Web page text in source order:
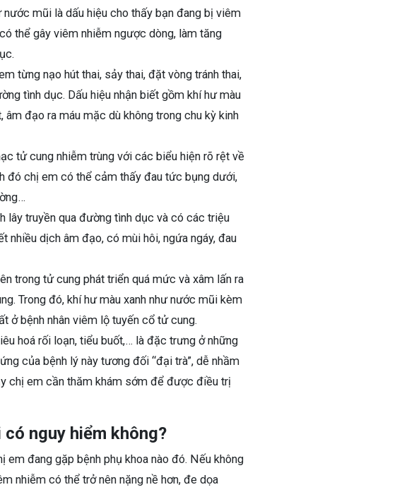
nước mũi là dấu hiệu cho thấy bạn đang bị viêm
thể gây viêm nhiễm ngược dòng, làm tăng
từng nạo hút thai, sảy thai, đặt vòng tránh thai,
tình dục. Dấu hiệu nhận biết gồm khí hư màu
âm đạo ra máu mặc dù không trong chu kỳ kinh
tử cung nhiễm trùng với các biểu hiện rõ rệt về
đó chị em có thể cảm thấy đau tức bụng dưới,
lây truyền qua đường tình dục và có các triệu
nhiều dịch âm đạo, có mùi hôi, ngứa ngáy, đau
trong tử cung phát triển quá mức và xâm lấn ra
Trong đó, khí hư màu xanh như nước mũi kèm
ở bệnh nhân viêm lộ tuyến cổ tử cung.
hoá rối loạn, tiểu buốt,… là đặc trưng ở những
của bệnh lý này tương đối “đại trà”, dễ nhầm
chị em cần thăm khám sớm để được điều trị
nguy hiểm không?
đang gặp bệnh phụ khoa nào đó. Nếu không
nhiễm có thể trở nên nặng nề hơn, đe dọa